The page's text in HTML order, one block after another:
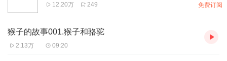
12.20万 249 免费订阅
猴子的故事001.猴子和骆驼
2.13万 09:20